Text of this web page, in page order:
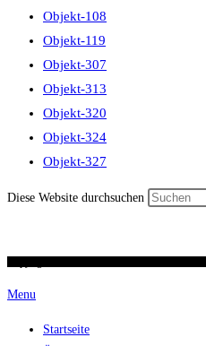
Objekt-108
Objekt-119
Objekt-307
Objekt-313
Objekt-320
Objekt-324
Objekt-327
Diese Website durchsuchen
Menu
Startseite